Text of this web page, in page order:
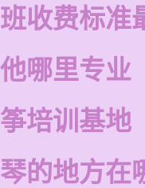
收费标准
哪里专业
培训基地
的地方在